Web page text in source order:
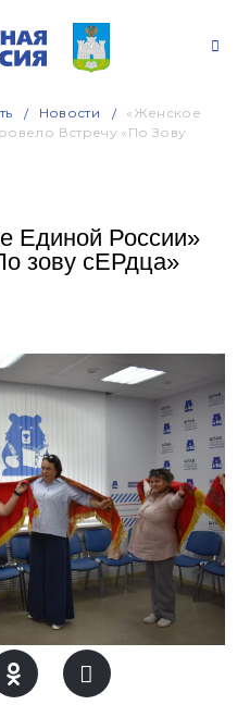
Новости
«Женское
Встречу «По Зову
Единой России»
зову сЕРдца»